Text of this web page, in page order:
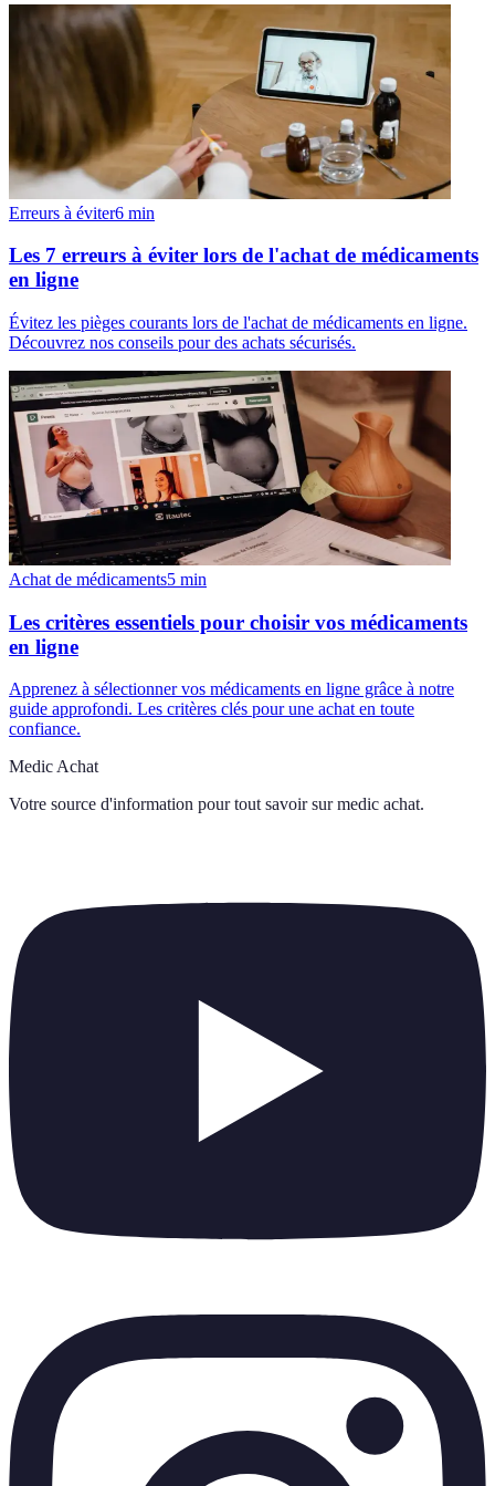
Erreurs à éviter6 min
Les 7 erreurs à éviter lors de l'achat de médicaments
en ligne
Évitez les pièges courants lors de l'achat de médicaments en ligne.
Découvrez nos conseils pour des achats sécurisés.
Achat de médicaments5 min
Les critères essentiels pour choisir vos médicaments
en ligne
Apprenez à sélectionner vos médicaments en ligne grâce à notre
guide approfondi. Les critères clés pour une achat en toute
confiance.
Medic Achat
Votre source d'information pour tout savoir sur medic achat.